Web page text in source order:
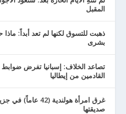
المقبل
ذهبت للتسوق لكنها لم تعد أبداً:
بشرى
تصاعد الخلاف: إسبانيا تفرض
القادمين من إيطاليا
غرق امرأة هولندية
صديقتها